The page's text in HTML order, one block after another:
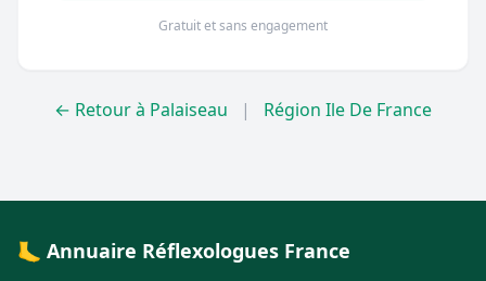
Gratuit et sans engagement
← Retour à Palaiseau | Région Ile De France
🦶 Annuaire Réflexologues France